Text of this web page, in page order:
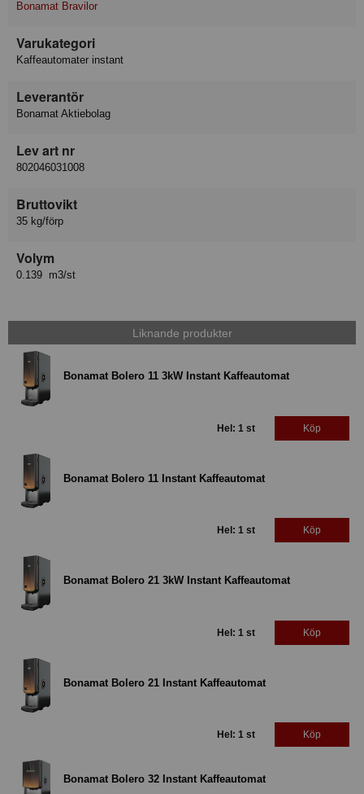
Bonamat Bravilor
Varukategori
Kaffeautomater instant
Leverantör
Bonamat Aktiebolag
Lev art nr
802046031008
Bruttovikt
35 kg/förp
Volym
0.139 m3/st
Liknande produkter
Bonamat Bolero 11 3kW Instant Kaffeautomat
Hel: 1 st Köp
Bonamat Bolero 11 Instant Kaffeautomat
Hel: 1 st Köp
Bonamat Bolero 21 3kW Instant Kaffeautomat
Hel: 1 st Köp
Bonamat Bolero 21 Instant Kaffeautomat
Hel: 1 st Köp
Bonamat Bolero 32 Instant Kaffeautomat